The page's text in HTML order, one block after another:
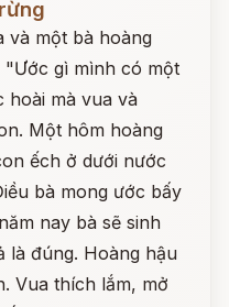
và một bà hoàng
"Ước gì mình có một
hoài mà vua và
Một hôm hoàng
ếch ở dưới nước
bà mong ước bấy
nay bà sẽ sinh
là đúng. Hoàng hậu
Vua thích lắm, mở